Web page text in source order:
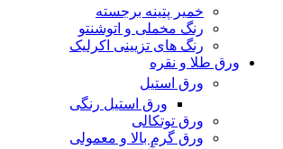
خمیر پتینه برجسته
رنگ مخملی و اتوشنتو
رنگ های تزیینی اکرلیک
ورق طلا و نقره
ورق استیل
ورق استیل رنگی
ورق توتکالی
ورق گرم بالا و معمولی